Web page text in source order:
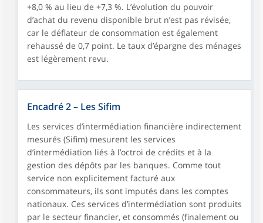
+8,0 % au lieu de +7,3 %. L’évolution du pouvoir
d’achat du revenu disponible brut n’est pas révisée,
car le déflateur de consommation est également
rehaussé de 0,7 point. Le taux d’épargne des ménages
est légèrement revu.
Encadré 2 – Les Sifim
Les services d’intermédiation financière indirectement
mesurés (Sifim) mesurent les services
d’intermédiation liés à l’octroi de crédits et à la
gestion des dépôts par les banques. Comme tout
service non explicitement facturé aux
consommateurs, ils sont imputés dans les comptes
nationaux. Ces services d’intermédiation sont produits
par le secteur financier, et consommés (finalement ou